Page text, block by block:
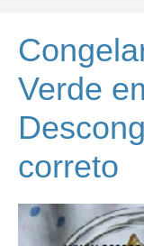
Verde
correto